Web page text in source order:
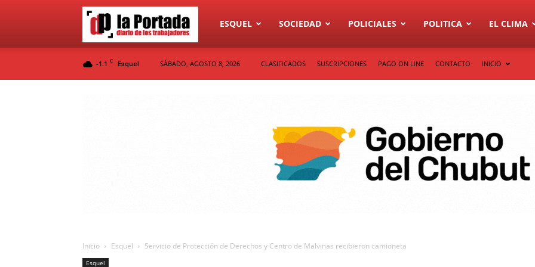
Diario
ESQUEL SOCIEDAD POLICIALES POLITICA EL CLIMA
-1.1 C Esquel SÁBADO, AGOSTO 8, 2026 CLASIFICADOS SUSCRIPCIONES PAGO ON LINE CONTACTO INICIO
Inicio Esquel Servicio de Protección de Derechos y Centro de Malvinas recibieron camioneta
Esquel